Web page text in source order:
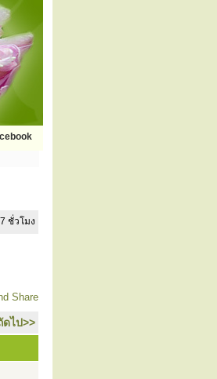
ชั่วโมง
ไป>>